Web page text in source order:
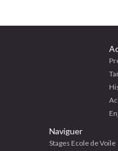
Naviguer
Stages Ecole de Voile